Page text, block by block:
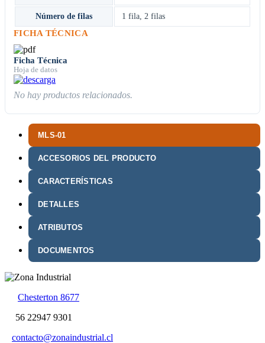
MLS-01
ACCESORIOS DEL PRODUCTO
CARACTERÍSTICAS
DETALLES
ATRIBUTOS
DOCUMENTOS
Número de filas 1 fila 2 filas
FICHA TÉCNICA
Ficha Técnica
Hoja de datos
No hay productos relacionados.
Chesterton 8677
56 22947 9301
contacto@zonaindustrial.cl